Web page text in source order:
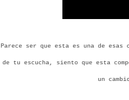
Parece ser que esta es una de
de tu escucha, siento que esta
un